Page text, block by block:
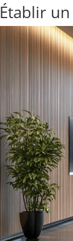
Établir